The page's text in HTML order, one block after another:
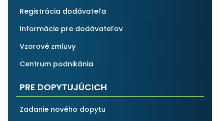
Registrácia dodávateľa
Informácie pre dodávateľov
Vzorové zmluvy
Centrum podnikánia
PRE DOPYTUJÚCICH
Zadanie nového dopytu